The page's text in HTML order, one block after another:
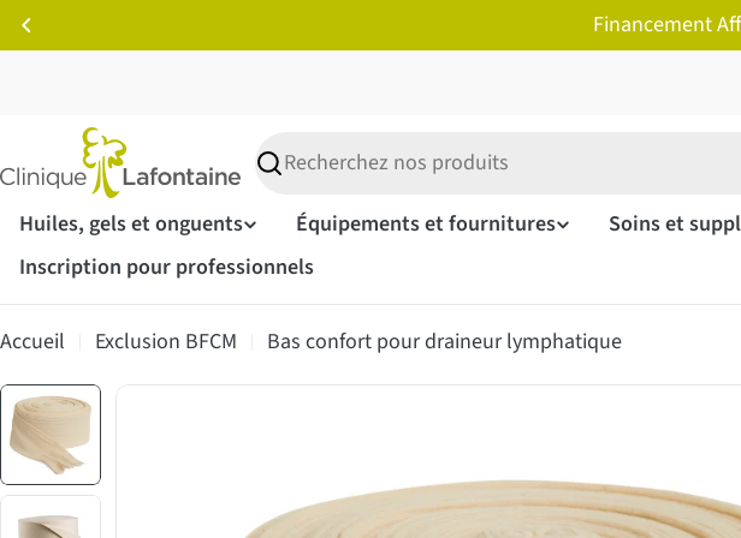
Passer
au
Financement
Recherche
Huiles, gels et onguents
Équipements et fournitures Soins et
Inscription pour professionnels
Accueil Exclusion BFCM Bas confort pour draineur lymphatique